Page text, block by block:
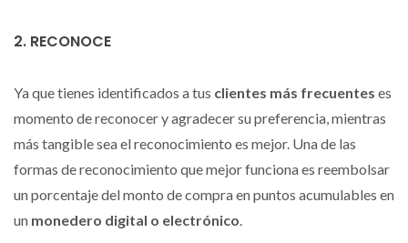
2. RECONOCE
Ya que tienes identificados a tus clientes más frecuentes es
momento de reconocer y agradecer su preferencia, mientras
más tangible sea el reconocimiento es mejor. Una de las
formas de reconocimiento que mejor funciona es reembolsar
un porcentaje del monto de compra en puntos acumulables en
un monedero digital o electrónico